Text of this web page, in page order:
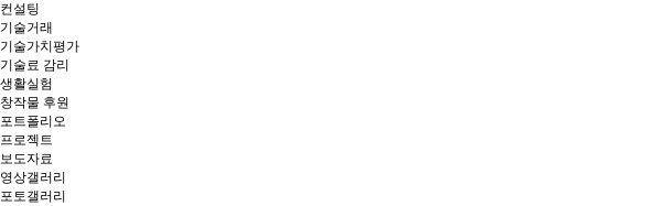
컨설팅
기술거래
기술가치평가
기술료 감리
생활실험
창작물 후원
포트폴리오
프로젝트
보도자료
영상갤러리
포토갤러리